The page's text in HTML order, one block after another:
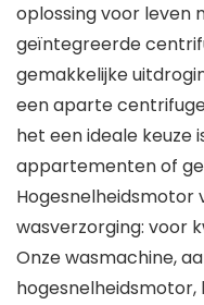
oplossing voor leven
geïntegreerde
gemakkelijke
een aparte
het een ideale keuze
appartementen of
wasverzorging: voor
Onze wasmachine,